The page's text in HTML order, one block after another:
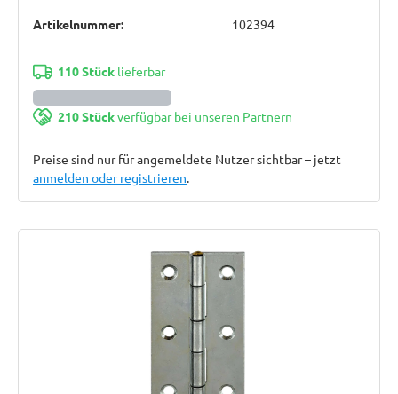
Artikelnummer: 102394
110 Stücklieferbar
210 Stückverfügbar bei unseren Partnern
Preise sind nur für angemeldete Nutzer sichtbar – jetzt
anmelden oder registrieren.